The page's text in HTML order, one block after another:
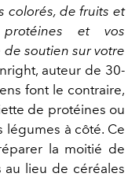
colorés, de fruits et
et vos
soutien sur votre
auteur de 30-
font le contraire,
de protéines ou
à côté. Ce
la moitié de
au lieu de céréales